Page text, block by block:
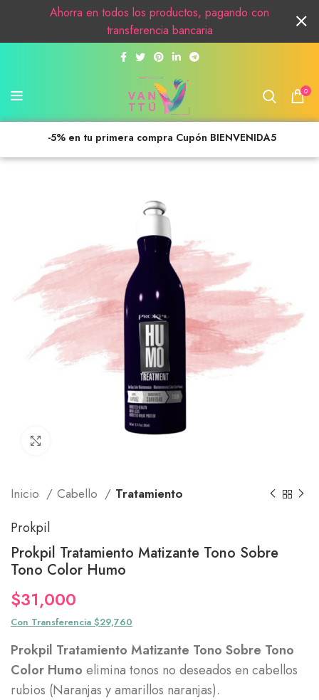
0
-5% en tu primera compra Cupón BIENVENIDA5
Inicio Cabello Tratamiento
Prokpil
Prokpil Tratamiento Matizante Tono Sobre
Tono Color Humo
$31,000
Con Transferencia $29,760
Prokpil Tratamiento Matizante Tono Sobre Tono
Color Humo elimina tonos no deseados en cabellos
rubios (Naranjas y amarillos naranjas).
Ahorra en todos los productos, pagando con
transferencia bancaria